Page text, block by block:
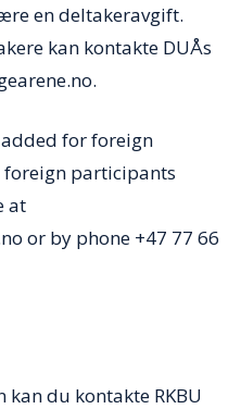
en deltakeravgift.
kan kontakte DUÅs
for foreign
participants
at
or by phone +47 77 66
du kontakte RKBU